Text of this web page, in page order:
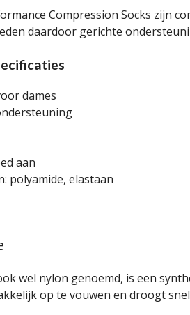
Compression Socks zijn
daardoor gerichte
dames
aan
polyamide, elastaan
wel nylon genoemd, is een
op te vouwen en droogt